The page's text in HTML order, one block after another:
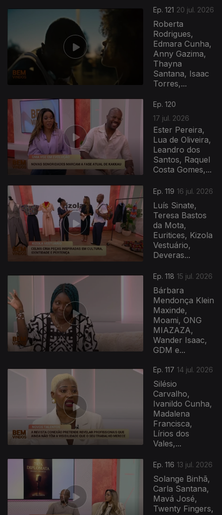
Ep. 121 20 jul. 2026
Roberta
Rodrigues,
Edmara Cunha,
Anny Gazima,
Thayna
Santana, Isaac
Torres,...
Ep. 120
17 jul. 2026
Ester Pereira,
Lua de Oliveira,
Leandro dos
Santos, Raquel
Costa Gomes,...
Ep. 119 16 jul. 2026
Luís Sinate,
Teresa Bastos
da Mota,
Euritices, Kizola
Vestuário,
Deveras...
943045
Ep. 118 15 jul. 2026
Bárbara
Mendonça Klein
Maxinde,
Moami, ONG
MIAZAZA,
Wander Isaac,
GDM e...
Ep. 117 14 jul. 2026
Silésio
Carvalho,
Ivanildo Cunha,
Madalena
Francisca,
Lírios dos
Vales,...
Ep. 116 13 jul. 2026
Solange Binhã,
Carla Santana,
Mavá José,
Twenty Fingers,